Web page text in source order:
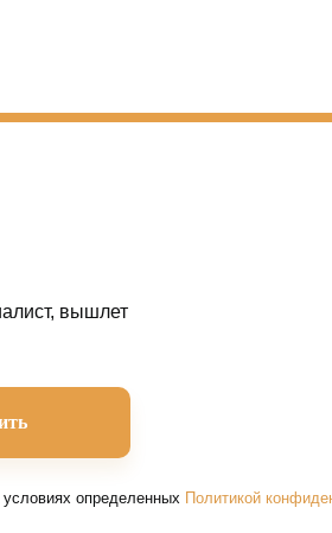
вышлет
условиях определенных Политикой